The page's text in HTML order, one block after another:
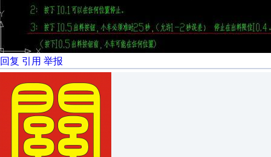
回复 引用 举报